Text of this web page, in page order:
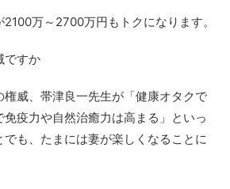
万～2700万円もトクになります。
ですか
威、帯津良一先生が「健康オタクで
疫力や自然治癒力は高まる」といっ
も、たまには妻が楽しくなることに